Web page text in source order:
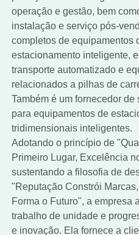
operação e gestão, bem
instalação e serviço pós-
completos de equipamentos
estacionamento inteligente,
transporte automatizado e
relacionados a pilhas de
Também é um fornecedor
para equipamentos de
tridimensionais inteligentes.
Adotando o princípio de
Primeiro Lugar, Excelência
sustentando a filosofia de
"Reputação Constrói
Forma o Futuro", a empresa
trabalho de unidade e
e inovação. Ela fornece a